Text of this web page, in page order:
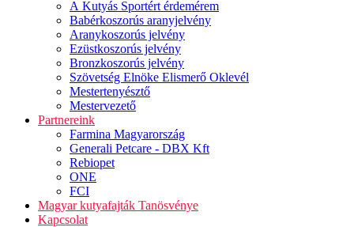
A Kutyás Sportért érdemérem
Babérkoszorús aranyjelvény
Aranykoszorús jelvény
Ezüstkoszorús jelvény
Bronzkoszorús jelvény
Szövetség Elnöke Elismerő Oklevél
Mestertenyésztő
Mestervezető
Partnereink
Farmina Magyarország
Generali Petcare - DBX Kft
Rebiopet
ONE
FCI
Magyar kutyafajták Tanösvénye
Kapcsolat